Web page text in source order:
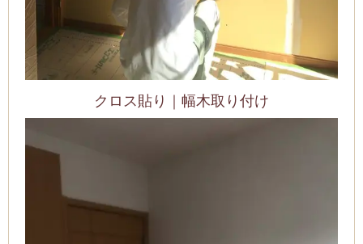
クロス貼り｜幅木取り付け